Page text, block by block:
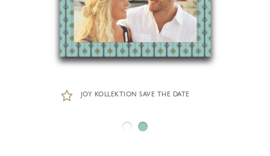
JOY KOLLEKTION SAVE THE DATE